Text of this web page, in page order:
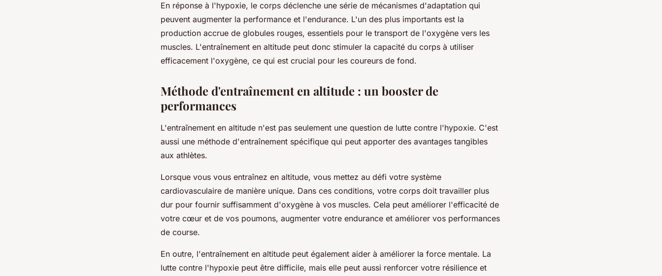
En réponse à l'hypoxie, le corps déclenche une série de mécanismes d'adaptation qui
peuvent augmenter la performance et l'endurance. L'un des plus importants est la
production accrue de globules rouges, essentiels pour le transport de l'oxygène vers les
muscles. L'entraînement en altitude peut donc stimuler la capacité du corps à utiliser
efficacement l'oxygène, ce qui est crucial pour les coureurs de fond.
Méthode d'entraînement en altitude : un booster de
performances
L'entraînement en altitude n'est pas seulement une question de lutte contre l'hypoxie. C'est
aussi une méthode d'entraînement spécifique qui peut apporter des avantages tangibles
aux athlètes.
Lorsque vous vous entraînez en altitude, vous mettez au défi votre système
cardiovasculaire de manière unique. Dans ces conditions, votre corps doit travailler plus
dur pour fournir suffisamment d'oxygène à vos muscles. Cela peut améliorer l'efficacité de
votre cœur et de vos poumons, augmenter votre endurance et améliorer vos performances
de course.
En outre, l'entraînement en altitude peut également aider à améliorer la force mentale. La
lutte contre l'hypoxie peut être difficile, mais elle peut aussi renforcer votre résilience et